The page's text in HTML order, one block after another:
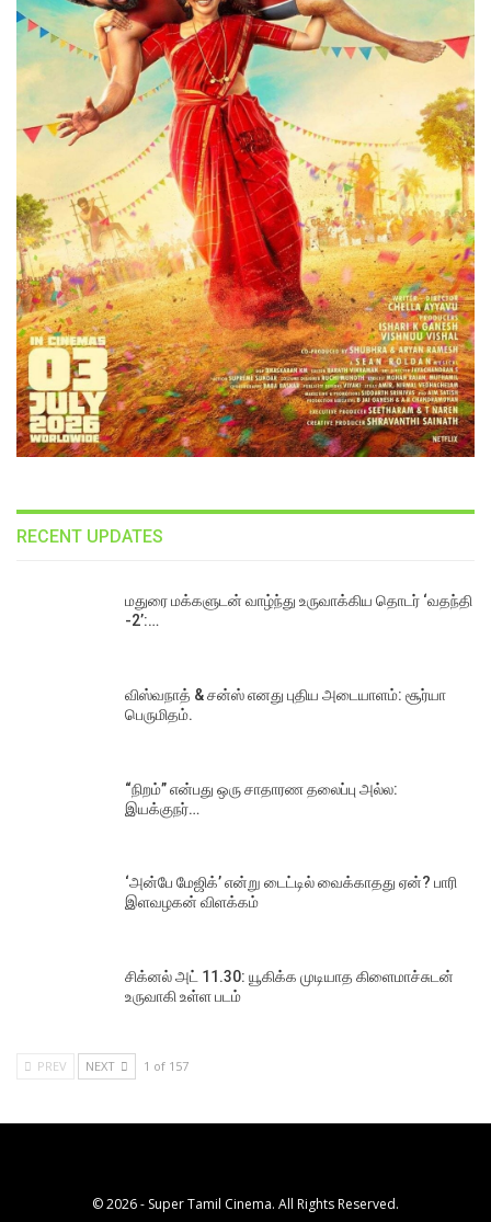
RECENT UPDATES
மதுரை மக்களுடன் வாழ்ந்து உருவாக்கிய தொடர் ‘வதந்தி
-2’:…
விஸ்வநாத் & சன்ஸ் எனது புதிய அடையாளம்: சூர்யா
பெருமிதம்.
“நிறம்” என்பது ஒரு சாதாரண தலைப்பு அல்ல:
இயக்குநர்…
‘அன்பே மேஜிக்’ என்று டைட்டில் வைக்காதது ஏன்? பாரி
இளவழகன் விளக்கம்
சிக்னல் அட் 11.30: யூகிக்க முடியாத கிளைமாச்சுடன்
உருவாகி உள்ள படம்
PREV NEXT 1 of 157
© 2026 - Super Tamil Cinema. All Rights Reserved.